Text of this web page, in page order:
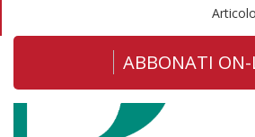
ABBONATI ON-